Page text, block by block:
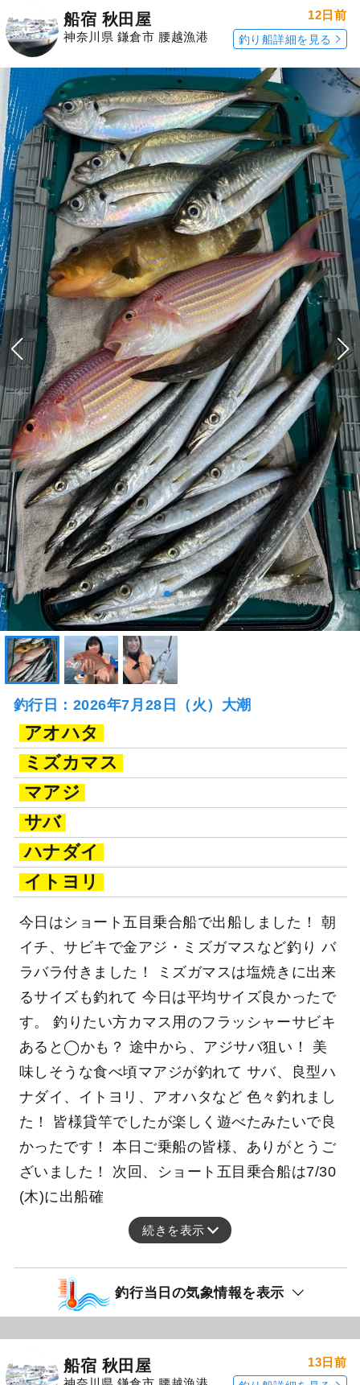
船宿 秋田屋
神奈川県 鎌倉市 腰越漁港
12日前
釣り船詳細を見る
釣行日：2026年7月28日（火）大潮
アオハタ
ミズカマス
マアジ
サバ
ハナダイ
イトヨリ
今日はショート五目乗合船で出船しました！ 朝
イチ、サビキで金アジ・ミズガマスなど釣り バ
ラバラ付きました！ ミズガマスは塩焼きに出来
るサイズも釣れて 今日は平均サイズ良かったで
す。 釣りたい方カマス用のフラッシャーサビキ
あると◯かも？ 途中から、アジサバ狙い！ 美
味しそうな食べ頃マアジが釣れて サバ、良型ハ
ナダイ、イトヨリ、アオハタなど 色々釣れまし
た！ 皆様貸竿でしたが楽しく遊べたみたいで良
かったです！ 本日ご乗船の皆様、ありがとうご
ざいました！ 次回、ショート五目乗合船は7/30
(木)に出船確
続きを表示
釣行当日の気象情報を表示
船宿 秋田屋 13日前